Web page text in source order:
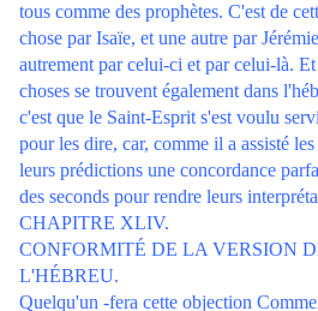
tous comme des prophètes. C'est de
chose par Isaïe, et une autre par
autrement par celui-ci et par celui-là.
choses se trouvent également dans
c'est que le Saint-Esprit s'est voulu
pour les dire, car, comme il a assisté
leurs prédictions une concordance
des seconds pour rendre leurs
CHAPITRE XLIV.
CONFORMITÉ DE LA VERSION
L'HÉBREU.
Quelqu'un -fera cette objection